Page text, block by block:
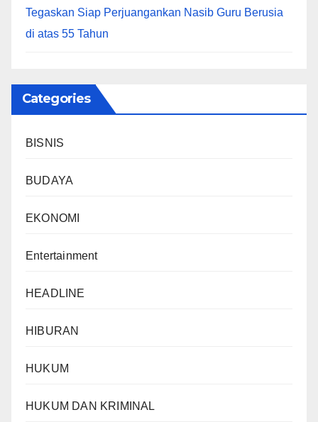
Tegaskan Siap Perjuangankan Nasib Guru Berusia
di atas 55 Tahun
Categories
BISNIS
BUDAYA
EKONOMI
Entertainment
HEADLINE
HIBURAN
HUKUM
HUKUM DAN KRIMINAL